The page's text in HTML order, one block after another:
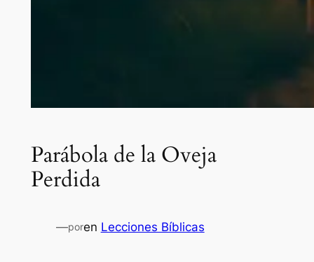
Parábola de la Oveja
Perdida
—poren Lecciones Bíblicas